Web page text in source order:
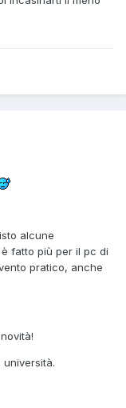
alcune
fatto più per il pc di
pratico, anche
università.